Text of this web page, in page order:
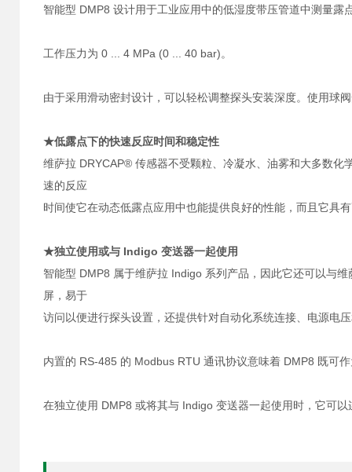
智能型 DMP8 设计用于工业应用中的低湿度带压管道中测量露
工作压力为 0 ... 4 MPa (0 ... 40 bar)。
由于采用滑动密封设计，可以轻松调整探头安装深度。使用球
★低露点下的快速反应时间和稳定性
维萨拉 DRYCAP® 传感器不受颗粒、冷凝水、油雾和大多数
速的反应
时间使它在动态低露点应用中也能提供良好的性能，而且它具
★独立使用或与 Indigo 变送器一起使用
智能型 DMP8 属于维萨拉 Indigo 系列产品，因此它还可以与
屏，易于
访问以便进行探头设置，还提供针对自动化系统连接、电源电
内置的 RS-485 的 Modbus RTU 通讯协议意味着 DMP8 既可
在独立使用 DMP8 或将其与 Indigo 变送器一起使用时，它可